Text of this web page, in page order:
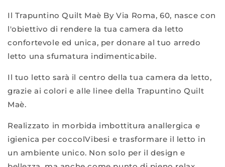
Il Trapuntino Quilt Maè By Via Roma, 60, nasce con
l'obiettivo di rendere la tua camera da letto
confortevole ed unica, per donare al tuo arredo
letto una sfumatura indimenticabile.
Il tuo letto sarà il centro della tua camera da letto,
grazie ai colori e alle linee della Trapuntino Quilt
Maè.
Realizzato in morbida imbottitura anallergica e
igienica per coccolVibesi e trasformare il letto in
un ambiente unico. Non solo per il design e